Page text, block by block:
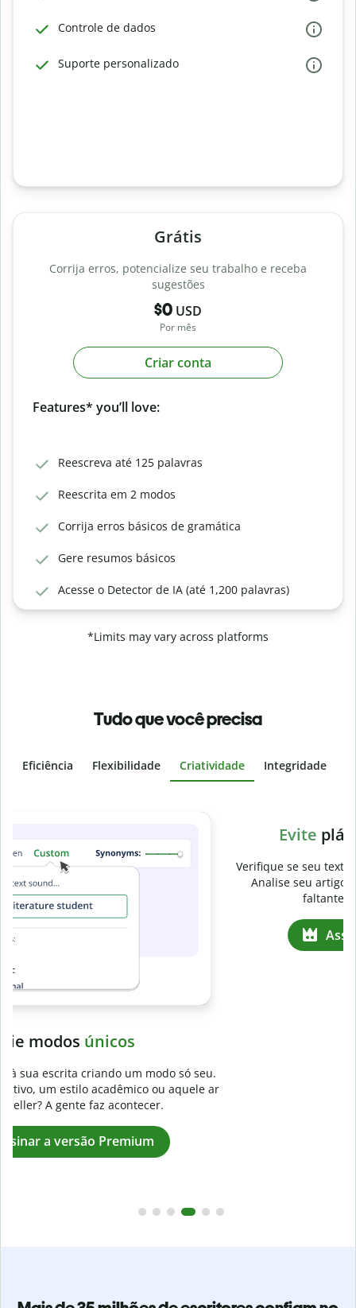
Controle de dados
Suporte personalizado
Grátis
Corrija erros, potencialize seu trabalho e receba
sugestões
$0 USD
Por mês
Criar conta
Features* you’ll love:
Reescreva até 125 palavras
Reescrita em 2 modos
Corrija erros básicos de gramática
Gere resumos básicos
Acesse o Detector de IA (até 1,200 palavras)
*Limits may vary across platforms
Tudo que você precisa
Eficiência Flexibilidade Criatividade Integridade
Eviteplágios não intencionais
Verifique se seu texto é 100% seu com o Detector de plágio.
Analise seu artigo em segundos e identifique citações
faltantes em mais de 100 idiomas.
Assinar a versão Premium